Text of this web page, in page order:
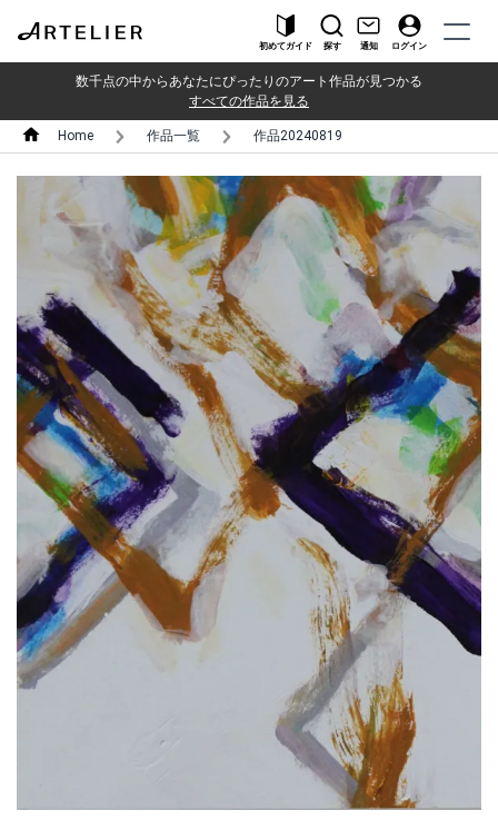
初めてガイド 探す 通知 ログイン
数千点の中からあなたにぴったりのアート作品が見つかる
すべての作品を見る
Home 作品一覧 作品20240819